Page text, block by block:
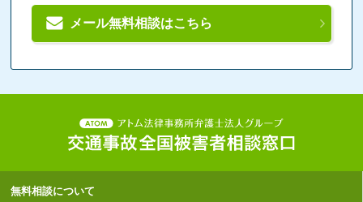
メール無料相談はこちら
無料相談について